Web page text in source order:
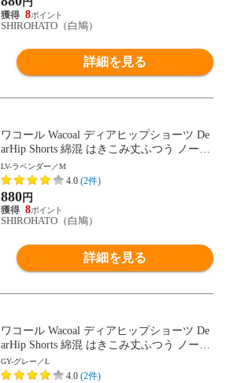
8
SHIROHATO（白鳩）
詳細を見る
ワコール Wacoal ディアヒップショーツ De
arHip Shorts 綿混 はきこみ丈ふつう ノーマ
ルショーツ ML
LV-ラベンダー／M
4.0 (2件)
880円
8
SHIROHATO（白鳩）
詳細を見る
ワコール Wacoal ディアヒップショーツ De
arHip Shorts 綿混 はきこみ丈ふつう ノーマ
ルショーツ ML
GY-グレー／L
4.0 (2件)